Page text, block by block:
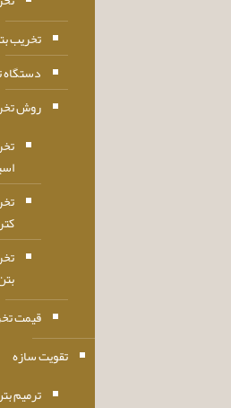
تخریب
روش
قیمت
تقویت سازه
ترمیم